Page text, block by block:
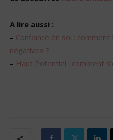
A lire aussi :
– Confiance en soi :
négatives ?
– Haut Potentiel : comment